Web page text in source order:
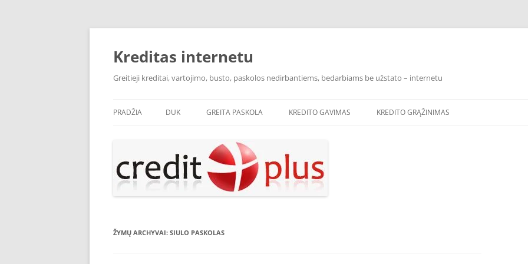
Pereiti
Kreditas internetu
Greitieji kreditai, vartojimo, busto, paskolos nedirbantiems, bedarbiams be užstato – internetu
PRADŽIA DUK GREITA PASKOLA KREDITO GAVIMAS KREDITO GRĄŽINIMAS
ŽYMŲ ARCHYVAI: SIULO PASKOLAS